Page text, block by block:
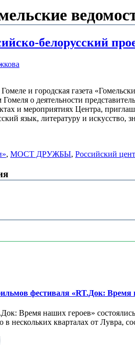
белорусский
и городская газета
Гомеля о деятельности
и мероприятиях Центра,
язык, литературу и
, МОСТ ДРУЖБЫ, Российский
фестиваля «RT.Док: Время
Время наших героев»
в нескольких кварталах от